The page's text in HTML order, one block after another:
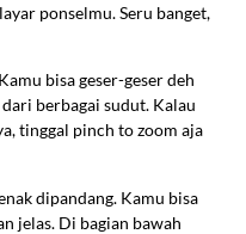
ponselmu. Seru banget,
bisa geser-geser deh
berbagai sudut. Kalau
tinggal pinch to zoom aja
dipandang. Kamu bisa
jelas. Di bagian bawah